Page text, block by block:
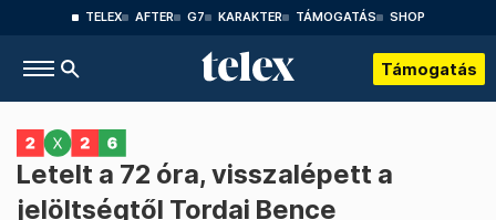
TELEX AFTER G7 KARAKTER TÁMOGATÁS SHOP
Támogatás
Letelt a 72 óra, visszalépett a
jelöltségtől Tordai Bence